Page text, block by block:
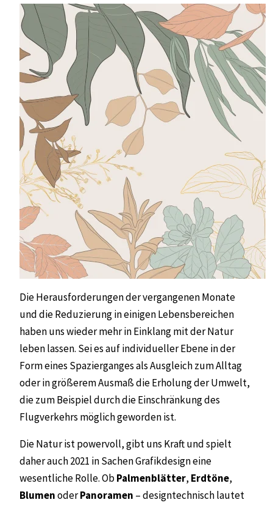
Die Herausforderungen der vergangenen Monate
und die Reduzierung in einigen Lebensbereichen
haben uns wieder mehr in Einklang mit der Natur
leben lassen. Sei es auf individueller Ebene in der
Form eines Spazierganges als Ausgleich zum Alltag
oder in größerem Ausmaß die Erholung der Umwelt,
die zum Beispiel durch die Einschränkung des
Flugverkehrs möglich geworden ist.
Die Natur ist powervoll, gibt uns Kraft und spielt
daher auch 2021 in Sachen Grafikdesign eine
wesentliche Rolle. ObPalmenblätter, Erdtöne,
BlumenoderPanoramen – designtechnisch lautet